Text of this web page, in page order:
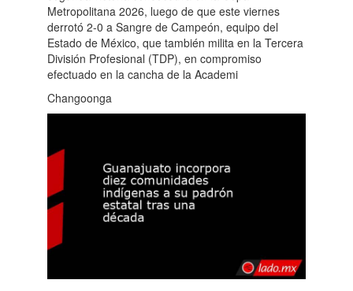
Metropolitana 2026, luego de que este viernes
derrotó 2-0 a Sangre de Campeón, equipo del
Estado de México, que también milita en la Tercera
División Profesional (TDP), en compromiso
efectuado en la cancha de la Academi
Changoonga